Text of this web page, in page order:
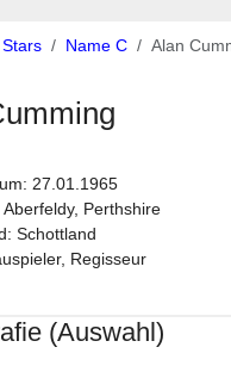
Stars Name C Alan
27.01.1965
Perthshire
Schottland
Regisseur
(Auswahl)